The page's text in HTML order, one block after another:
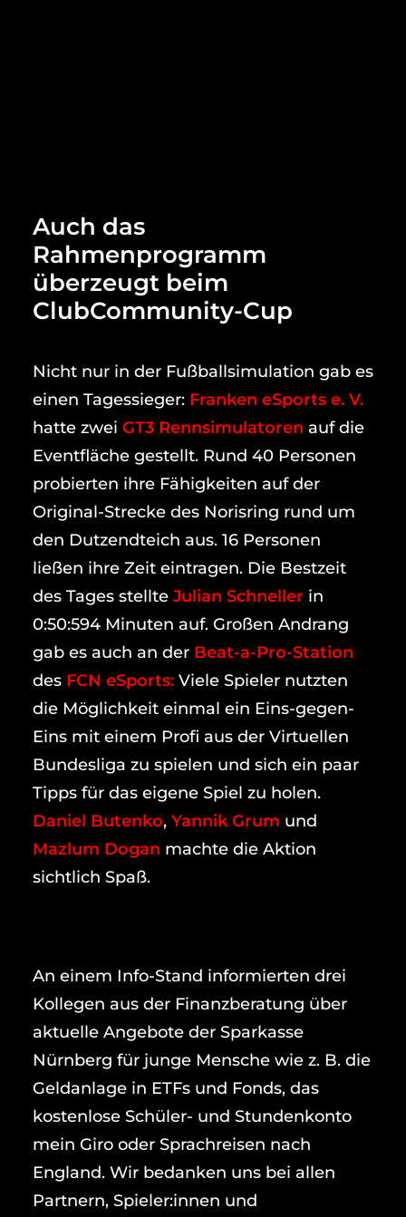
Auch das
Rahmenprogramm
überzeugt beim
ClubCommunity-Cup
Nicht nur in der Fußballsimulation gab es
einen Tagessieger: Franken eSports e. V.
hatte zwei GT3 Rennsimulatoren auf die
Eventfläche gestellt. Rund 40 Personen
probierten ihre Fähigkeiten auf der
Original-Strecke des Norisring rund um
den Dutzendteich aus. 16 Personen
ließen ihre Zeit eintragen. Die Bestzeit
des Tages stellte Julian Schneller in
0:50:594 Minuten auf. Großen Andrang
gab es auch an der Beat-a-Pro-Station
des FCN eSports: Viele Spieler nutzten
die Möglichkeit einmal ein Eins-gegen-
Eins mit einem Profi aus der Virtuellen
Bundesliga zu spielen und sich ein paar
Tipps für das eigene Spiel zu holen.
Daniel Butenko, Yannik Grum und
Mazlum Dogan machte die Aktion
sichtlich Spaß.
An einem Info-Stand informierten drei
Kollegen aus der Finanzberatung über
aktuelle Angebote der Sparkasse
Nürnberg für junge Mensche wie z. B. die
Geldanlage in ETFs und Fonds, das
kostenlose Schüler- und Stundenkonto
mein Giro oder Sprachreisen nach
England. Wir bedanken uns bei allen
Partnern, Spieler:innen und